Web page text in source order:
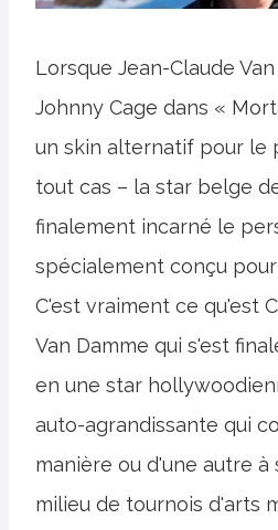
Lorsque Jean-Claude
Johnny Cage dans «
un skin alternatif pour le
tout cas – la star belge
finalement incarné le
spécialement conçu
C'est vraiment ce qu'est
Van Damme qui s'est
en une star
auto-agrandissante qui
manière ou d'une autre
milieu de tournois d'arts